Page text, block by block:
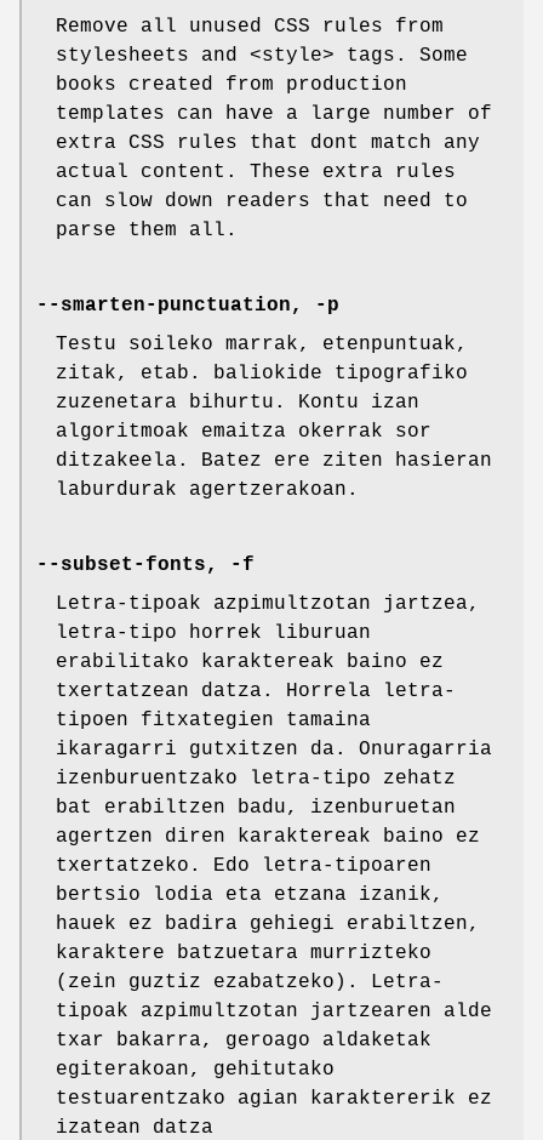
Remove all unused CSS rules from
stylesheets and <style> tags. Some
books created from production
templates can have a large number of
extra CSS rules that dont match any
actual content. These extra rules
can slow down readers that need to
parse them all.
--smarten-punctuation, -p
Testu soileko marrak, etenpuntuak,
zitak, etab. baliokide tipografiko
zuzenetara bihurtu. Kontu izan
algoritmoak emaitza okerrak sor
ditzakeela. Batez ere ziten hasieran
laburdurak agertzerakoan.
--subset-fonts, -f
Letra-tipoak azpimultzotan jartzea,
letra-tipo horrek liburuan
erabilitako karaktereak baino ez
txertatzean datza. Horrela letra-
tipoen fitxategien tamaina
ikaragarri gutxitzen da. Onuragarria
izenburuentzako letra-tipo zehatz
bat erabiltzen badu, izenburuetan
agertzen diren karaktereak baino ez
txertatzeko. Edo letra-tipoaren
bertsio lodia eta etzana izanik,
hauek ez badira gehiegi erabiltzen,
karaktere batzuetara murrizteko
(zein guztiz ezabatzeko). Letra-
tipoak azpimultzotan jartzearen alde
txar bakarra, geroago aldaketak
egiterakoan, gehitutako
testuarentzako agian karaktererik ez
izatean datza